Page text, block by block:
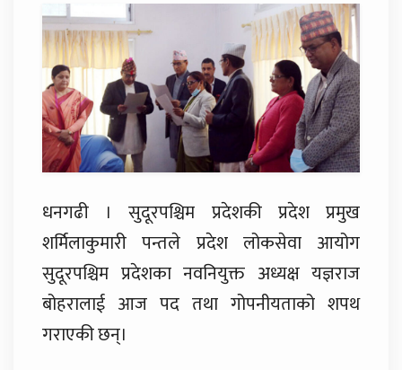
धनगढी । सुदूरपश्चिम प्रदेशकी प्रदेश प्रमुख
शर्मिलाकुमारी पन्तले प्रदेश लोकसेवा आयोग
सुदूरपश्चिम प्रदेशका नवनियुक्त अध्यक्ष यज्ञराज
बोहरालाई आज पद तथा गोपनीयताको शपथ
गराएकी छन्।